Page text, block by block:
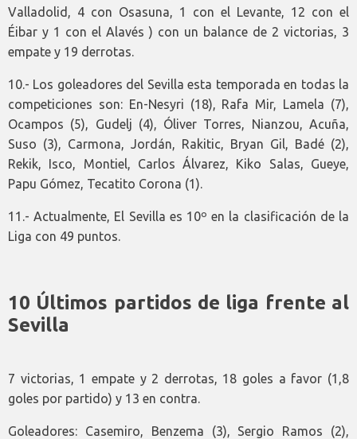
Valladolid, 4 con Osasuna, 1 con el Levante, 12 con el
Éibar y 1 con el Alavés ) con un balance de 2 victorias, 3
empate y 19 derrotas.
10.- Los goleadores del Sevilla esta temporada en todas la
competiciones son: En-Nesyri (18), Rafa Mir, Lamela (7),
Ocampos (5), Gudelj (4), Óliver Torres, Nianzou, Acuña,
Suso (3), Carmona, Jordán, Rakitic, Bryan Gil, Badé (2),
Rekik, Isco, Montiel, Carlos Álvarez, Kiko Salas, Gueye,
Papu Gómez, Tecatito Corona (1).
11.- Actualmente, El Sevilla es 10º en la clasificación de la
Liga con 49 puntos.
10 Últimos partidos de liga frente al
Sevilla
7 victorias, 1 empate y 2 derrotas, 18 goles a favor (1,8
goles por partido) y 13 en contra.
Goleadores: Casemiro, Benzema (3), Sergio Ramos (2),